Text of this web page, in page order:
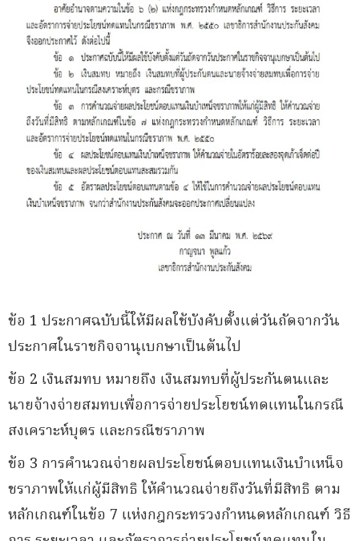
ข้อ 1 ประกาศฉบับนี้ให้มีผลใช้บังคับตั้งแต่วันถัดจากวัน
ประกาศในราชกิจจานุเบกษาเป็นต้นไป
ข้อ 2 เงินสมทบ หมายถึง เงินสมทบที่ผู้ประกันตนและ
นายจ้างจ่ายสมทบเพื่อการจ่ายประโยชน์ทดแทนในกรณี
สงเคราะห์บุตร และกรณีชราภาพ
ข้อ 3 การคำนวณจ่ายผลประโยชน์ตอบแทนเงินบำเหน็จ
ชราภาพให้แก่ผู้มีสิทธิ ให้คำนวณจ่ายถึงวันที่มีสิทธิ ตาม
หลักเกณฑ์ในข้อ 7 แห่งกฎกระทรวงกำหนดหลักเกณฑ์ วิธี